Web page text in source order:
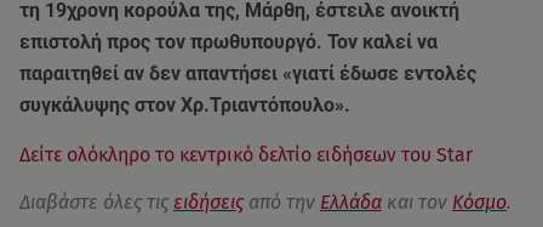
τη 19χρονη κορούλα της, Μάρθη, έστειλε ανοικτή
επιστολή προς τον πρωθυπουργό. Τον καλεί να
παραιτηθεί αν δεν απαντήσει «γιατί έδωσε εντολές
συγκάλυψης στον Χρ.Τριαντόπουλο».
Δείτε ολόκληρο το κεντρικό δελτίο ειδήσεων του Star
Διαβάστε όλες τις ειδήσεις από την Ελλάδα και τον Κόσμο.